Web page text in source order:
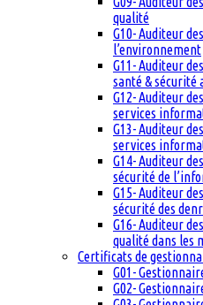
qualité
G10- Auditeur
l’environnement
G11- Auditeur
santé & sécurité
G12- Auditeur
services
G13- Auditeur
services
G14- Auditeur
sécurité de
G15- Auditeur
sécurité des
G16- Auditeur
qualité dans les
Certificats de
G01-
G02-